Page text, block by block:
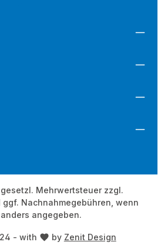
- with by Zenit Design
Mehrwertsteuer zzgl.
ggf. Nachnahmegebühren, wenn
angegeben.